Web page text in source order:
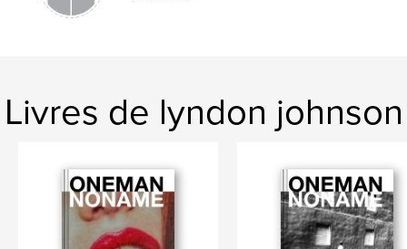
Livres de lyndon johnson